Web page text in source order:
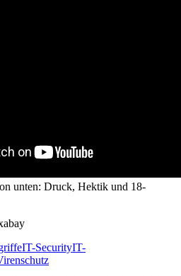
unten: Druck, Hektik und 18-
IT-SecurityIT-